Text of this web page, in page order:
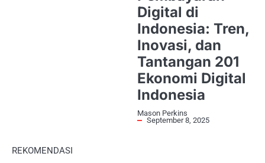
Digital di
Indonesia: Tren,
Inovasi, dan
Tantangan 201
Ekonomi Digital
Indonesia
Mason Perkins
September 8, 2025
REKOMENDASI